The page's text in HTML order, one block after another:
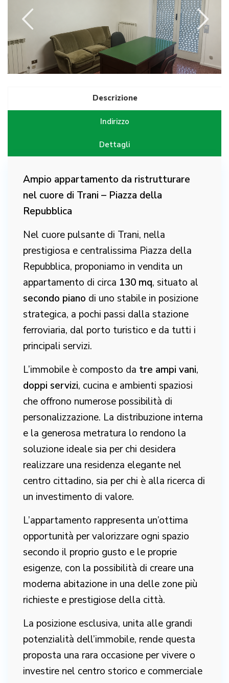
Descrizione
Indirizzo
Dettagli
Ampio appartamento da ristrutturare
nel cuore di Trani – Piazza della
Repubblica
Nel cuore pulsante di Trani, nella
prestigiosa e centralissima Piazza della
Repubblica, proponiamo in vendita un
appartamento di circa 130 mq, situato al
secondo piano di uno stabile in posizione
strategica, a pochi passi dalla stazione
ferroviaria, dal porto turistico e da tutti i
principali servizi.
L’immobile è composto da tre ampi vani,
doppi servizi, cucina e ambienti spaziosi
che offrono numerose possibilità di
personalizzazione. La distribuzione interna
e la generosa metratura lo rendono la
soluzione ideale sia per chi desidera
realizzare una residenza elegante nel
centro cittadino, sia per chi è alla ricerca di
un investimento di valore.
L’appartamento rappresenta un’ottima
opportunità per valorizzare ogni spazio
secondo il proprio gusto e le proprie
esigenze, con la possibilità di creare una
moderna abitazione in una delle zone più
richieste e prestigiose della città.
La posizione esclusiva, unita alle grandi
potenzialità dell’immobile, rende questa
proposta una rara occasione per vivere o
investire nel centro storico e commerciale